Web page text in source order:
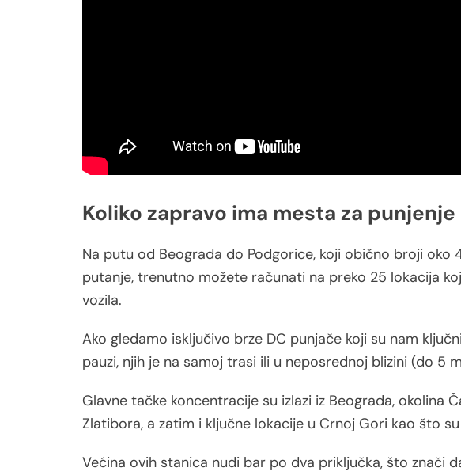
Koliko zapravo ima mesta za
Na putu od Beograda do Podgorice, koji obično broji
putanje, trenutno možete računati na preko 25 lokacija
vozila.
Ako gledamo isključivo brze DC punjače koji su nam
pauzi, njih je na samoj trasi ili u neposrednoj blizini (do 5
Glavne tačke koncentracije su izlazi iz Beograda, okolina
Zlatibora, a zatim i ključne lokacije u Crnoj Gori kao što su
Većina ovih stanica nudi bar po dva priključka, što znači